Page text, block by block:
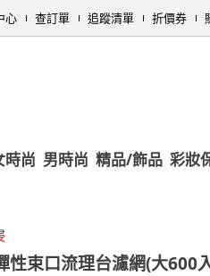
心 查訂單 追蹤清單 折價券
時尚 男時尚 精品/飾品 彩妝
性束口流理台濾網(大600